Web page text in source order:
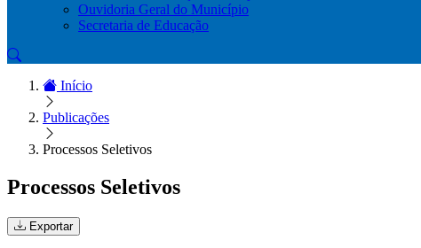
Ouvidoria Geral do Município
Secretaria de Educação
Início
Publicações
Processos Seletivos
Processos Seletivos
Exportar